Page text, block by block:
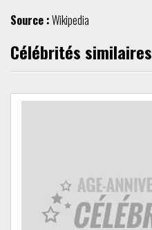
Source :Wikipedia
Célébrités similaires